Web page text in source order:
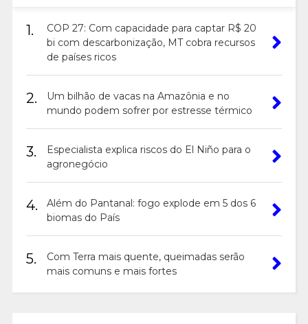
1.
COP 27: Com capacidade para captar R$ 20
bi com descarbonização, MT cobra recursos
de países ricos
2.
Um bilhão de vacas na Amazônia e no
mundo podem sofrer por estresse térmico
3.
Especialista explica riscos do El Niño para o
agronegócio
4.
Além do Pantanal: fogo explode em 5 dos 6
biomas do País
5.
Com Terra mais quente, queimadas serão
mais comuns e mais fortes